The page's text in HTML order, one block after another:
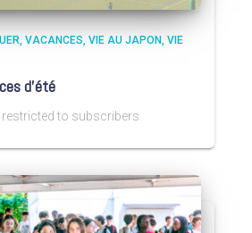
VACANCES VIE AU JAPON VIE
d’été
to subscribers